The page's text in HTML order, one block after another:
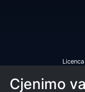
Cjenimo